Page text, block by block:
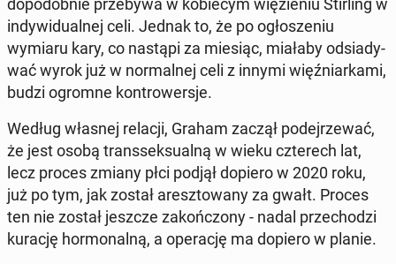
in­dy­wi­du­al­nej celi. Jednak to, że po ogło­sze­niu
wymiaru kary, co nastąpi za miesiąc, miałaby od­sia­dy­
wać wyrok już w nor­mal­nej celi z innymi więź­niar­ka­mi,
budzi ogromne kon­tro­wer­sje.
Według własnej relacji, Graham zaczął po­dej­rze­wać,
że jest osobą trans­sek­su­al­ną w wieku czte­rech lat,
lecz proces zmiany płci podjął dopiero w 2020 roku,
już po tym, jak został aresz­to­wa­ny za gwałt. Proces
ten nie został jeszcze za­koń­czo­ny - nadal prze­cho­dzi
kurację hor­mo­nal­ną, a ope­ra­cję ma dopiero w planie.